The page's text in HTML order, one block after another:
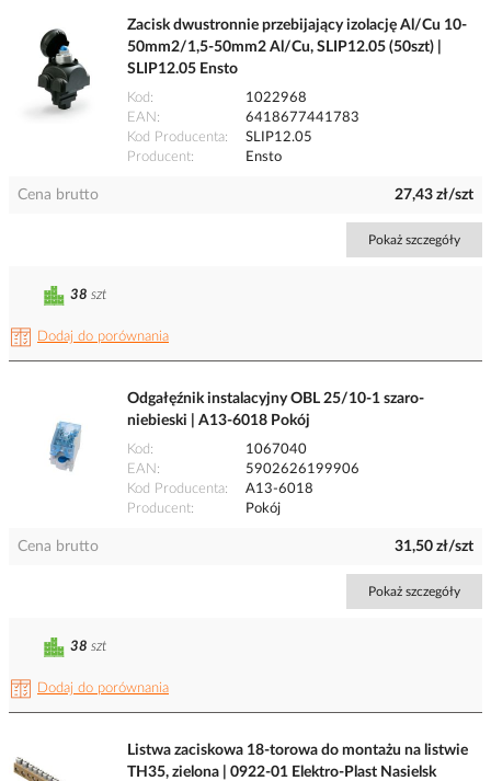
Zacisk dwustronnie przebijający izolację Al/Cu 10-
50mm2/1,5-50mm2 Al/Cu, SLIP12.05 (50szt) |
SLIP12.05 Ensto
Kod
1022968
EAN
6418677441783
Kod Producenta
SLIP12.05
Producent
Ensto
Cena brutto 27,43 zł/szt
Pokaż szczegóły
Dodaj do porównania
38 szt
Odgałęźnik instalacyjny OBL 25/10-1 szaro-
niebieski | A13-6018 Pokój
Kod
1067040
EAN
5902626199906
Kod Producenta
A13-6018
Producent
Pokój
Cena brutto 31,50 zł/szt
Pokaż szczegóły
Dodaj do porównania
38 szt
Listwa zaciskowa 18-torowa do montażu na listwie
TH35, zielona | 0922-01 Elektro-Plast Nasielsk